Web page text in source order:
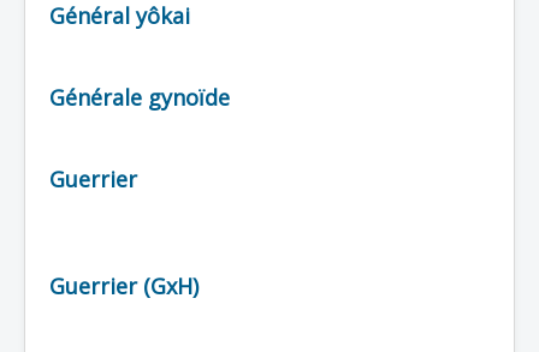
Général yôkai
Générale gynoïde
Guerrier
Guerrier (GxH)